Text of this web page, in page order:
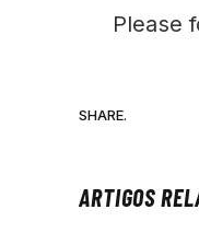
Please
SHARE.
ARTIGOS